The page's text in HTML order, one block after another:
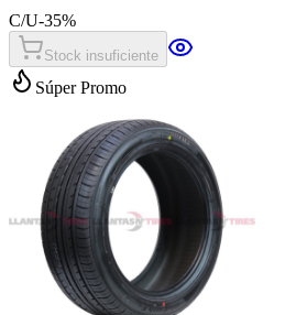
C/U-35%
Stock insuficiente
Súper Promo